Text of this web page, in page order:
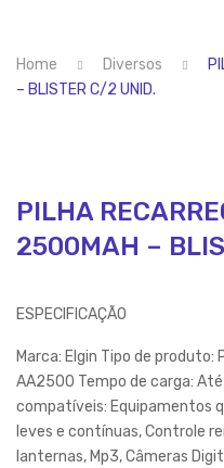
Home Diversos
– BLISTER C/2 UNID.
PILHA
2500MAH –
ESPECIFICAÇÃO
Marca: Elgin Tipo de produto:
AA2500 Tempo de carga:
compatíveis: Equipamentos
leves e contínuas, Controle
lanternas, Mp3, Câmeras